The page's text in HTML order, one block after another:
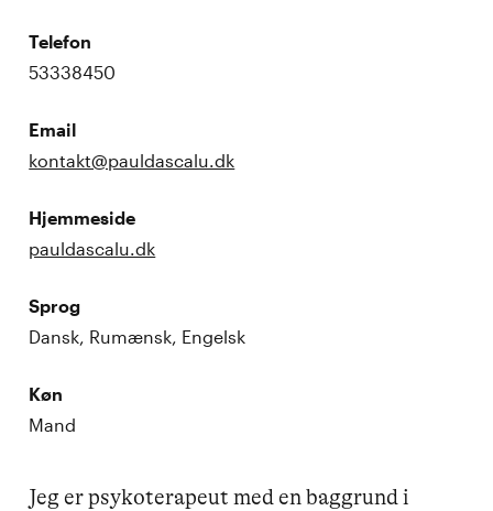
Telefon
53338450
Email
kontakt@pauldascalu.dk
Hjemmeside
pauldascalu.dk
Sprog
Dansk, Rumænsk, Engelsk
Køn
Mand
Jeg er psykoterapeut med en baggrund i